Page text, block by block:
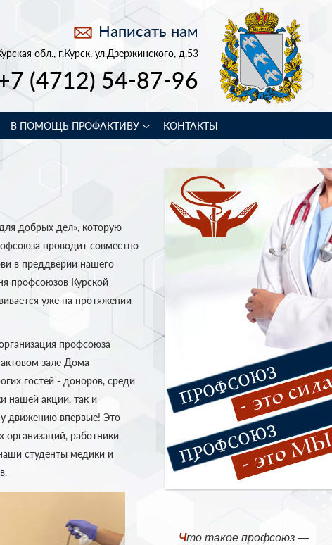
Написать нам
обл., г.Курск, ул.Дзержинского, д.53
(4712) 54-87-96
В ПОМОЩЬ ПРОФАКТИВУ КОНТАКТЫ
Что такое профсоюз —
добрых дел», которую
проводит совместно
в преддверии нашего
профсоюзов Курской
уже на протяжении
профсоюза
зале Дома
гостей - доноров, среди
нашей акции, так и
движению впервые! Это
организаций, работники
студенты медики и